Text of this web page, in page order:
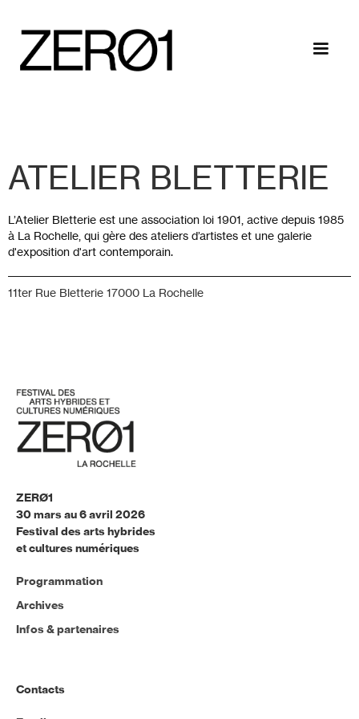
ATELIER BLETTERIE
L’Atelier Bletterie est une association loi 1901, active depuis 1985
à La Rochelle, qui gère des ateliers d’artistes et une galerie
d'exposition d'art contemporain.
11ter Rue Bletterie 17000 La Rochelle
ZERØ1
30 mars au 6 avril 2026
Festival des arts hybrides
et cultures numériques
Programmation
Archives
Infos & partenaires
Contacts